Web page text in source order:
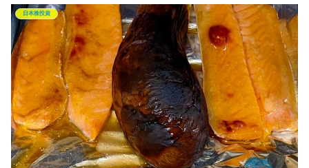
日本株投資